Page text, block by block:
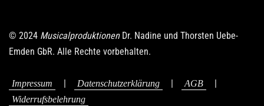
© 2024 MusicalproduktionenDr. Nadine und Thorsten Uebe-
Emden GbR. Alle Rechte vorbehalten.
Impressum Datenschutzerklärung AGB
Widerrufsbelehrung